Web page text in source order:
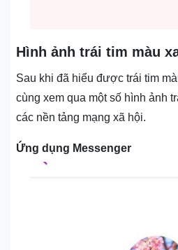
Hình ảnh trái tim màu
Sau khi đã hiểu được trái tim
cùng xem qua một số hình ảnh
các nền tảng mạng xã hội.
Ứng dụng Messenger